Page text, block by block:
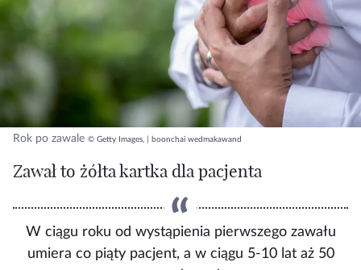
Rok po zawale © Getty Images, | boonchai wedmakawand
Zawał to żółta kartka dla pacjenta
W ciągu roku od wystąpienia pierwszego zawału
umiera co piąty pacjent, a w ciągu 5-10 lat aż 50